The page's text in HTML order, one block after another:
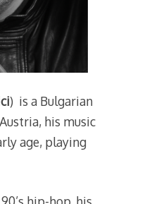
) is a Bulgarian
his music
age, playing